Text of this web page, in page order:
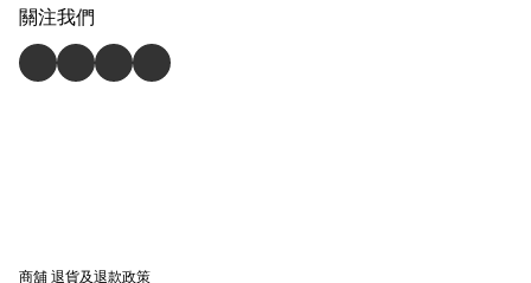
關注我們
商舖退貨及退款政策